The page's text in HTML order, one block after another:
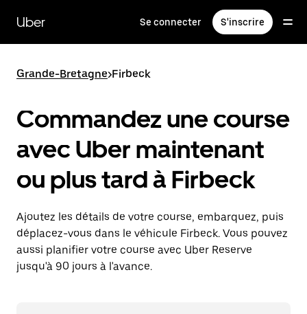
contenu
principal
Uber Se connecter S'inscrire
Grande-Bretagne>Firbeck
Commandez une course
avec Uber maintenant
ou plus tard à Firbeck
Ajoutez les détails de votre course, embarquez, puis
déplacez-vous dans le véhicule Firbeck. Vous pouvez
aussi planifier votre course avec Uber Reserve
jusqu'à 90 jours à l'avance.